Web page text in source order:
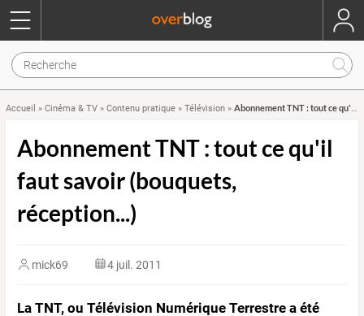
Accueil » Cinéma & TV » Contenu pratique » Télévision » Abonnement TNT : tout ce qu'il faut savoir (bouquets, réception...)
Abonnement TNT : tout ce qu'il
faut savoir (bouquets,
réception...)
mick69 4 juil. 2011
La TNT, ou Télévision Numérique Terrestre a été